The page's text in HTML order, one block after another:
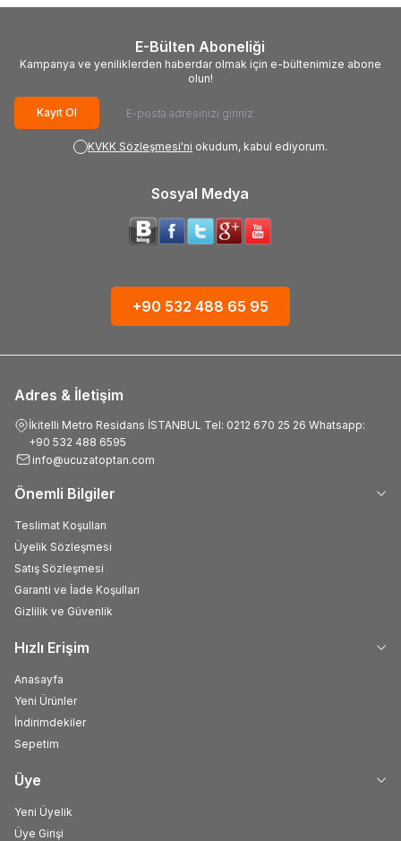
E-Bülten Aboneliği
Kampanya ve yeniliklerden haberdar olmak için e-bültenimize abone
olun!
Kayıt Ol
KVKK Sözleşmesi'ni okudum, kabul ediyorum.
Sosyal Medya
+90 532 488 65 95
Adres & İletişim
İkitelli Metro Residans İSTANBUL Tel: 0212 670 25 26 Whatsapp:
+90 532 488 6595
info@ucuzatoptan.com
Önemli Bilgiler
Teslimat Koşulları
Üyelik Sözleşmesi
Satış Sözleşmesi
Garanti ve İade Koşulları
Gizlilik ve Güvenlik
Hızlı Erişim
Anasayfa
Yeni Ürünler
İndirimdekiler
Sepetim
Üye
Yeni Üyelik
Üye Girişi